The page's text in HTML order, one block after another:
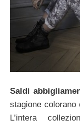
Saldi
stagione colorano
L’intera